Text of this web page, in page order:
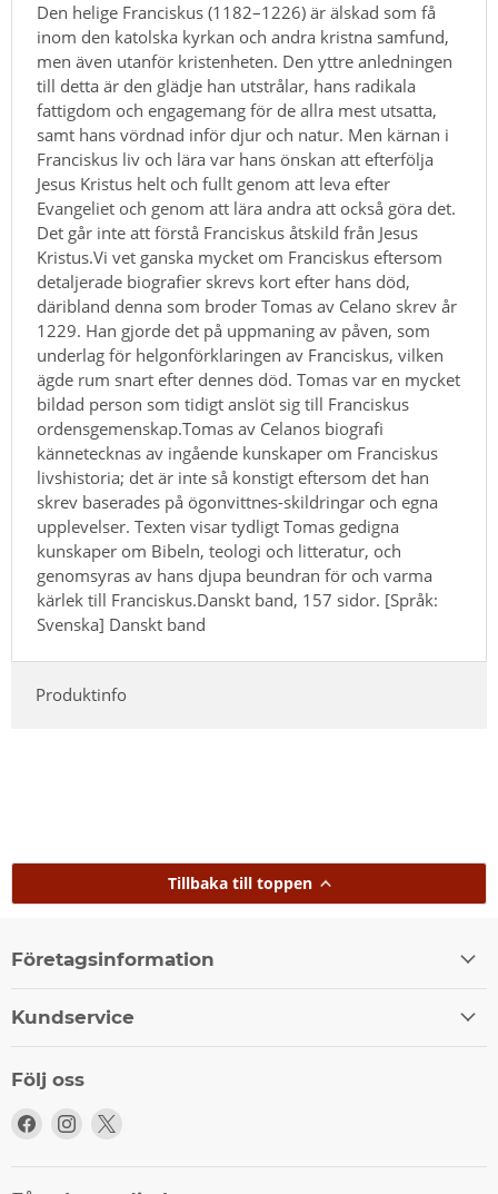
Den helige Franciskus (1182–1226) är älskad som få
inom den katolska kyrkan och andra kristna samfund,
men även utanför kristenheten. Den yttre anledningen
till detta är den glädje han utstrålar, hans radikala
fattigdom och engagemang för de allra mest utsatta,
samt hans vördnad inför djur och natur. Men kärnan i
Franciskus liv och lära var hans önskan att efterfölja
Jesus Kristus helt och fullt genom att leva efter
Evangeliet och genom att lära andra att också göra det.
Det går inte att förstå Franciskus åtskild från Jesus
Kristus.Vi vet ganska mycket om Franciskus eftersom
detaljerade biografier skrevs kort efter hans död,
däribland denna som broder Tomas av Celano skrev år
1229. Han gjorde det på uppmaning av påven, som
underlag för helgonförklaringen av Franciskus, vilken
ägde rum snart efter dennes död. Tomas var en mycket
bildad person som tidigt anslöt sig till Franciskus
ordensgemenskap.Tomas av Celanos biografi
kännetecknas av ingående kunskaper om Franciskus
livshistoria; det är inte så konstigt eftersom det han
skrev baserades på ögonvittnes-skildringar och egna
upplevelser. Texten visar tydligt Tomas gedigna
kunskaper om Bibeln, teologi och litteratur, och
genomsyras av hans djupa beundran för och varma
kärlek till Franciskus.Danskt band, 157 sidor. [Språk:
Svenska] Danskt band
Produktinfo
Tillbaka till toppen
Företagsinformation
Kundservice
Följ oss
Följ
Följ